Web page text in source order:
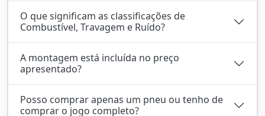
O que significam as classificações de
Combustível, Travagem e Ruído?
A montagem está incluída no preço
apresentado?
Posso comprar apenas um pneu ou tenho de
comprar o jogo completo?